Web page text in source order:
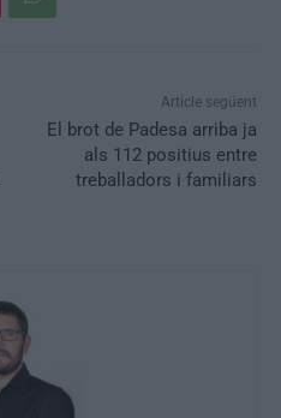
Article següent
El brot de Padesa arriba ja
als 112 positius entre
treballadors i familiars